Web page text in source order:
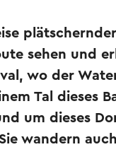
sehen und
wo der
Tal dieses
um dieses
wandern